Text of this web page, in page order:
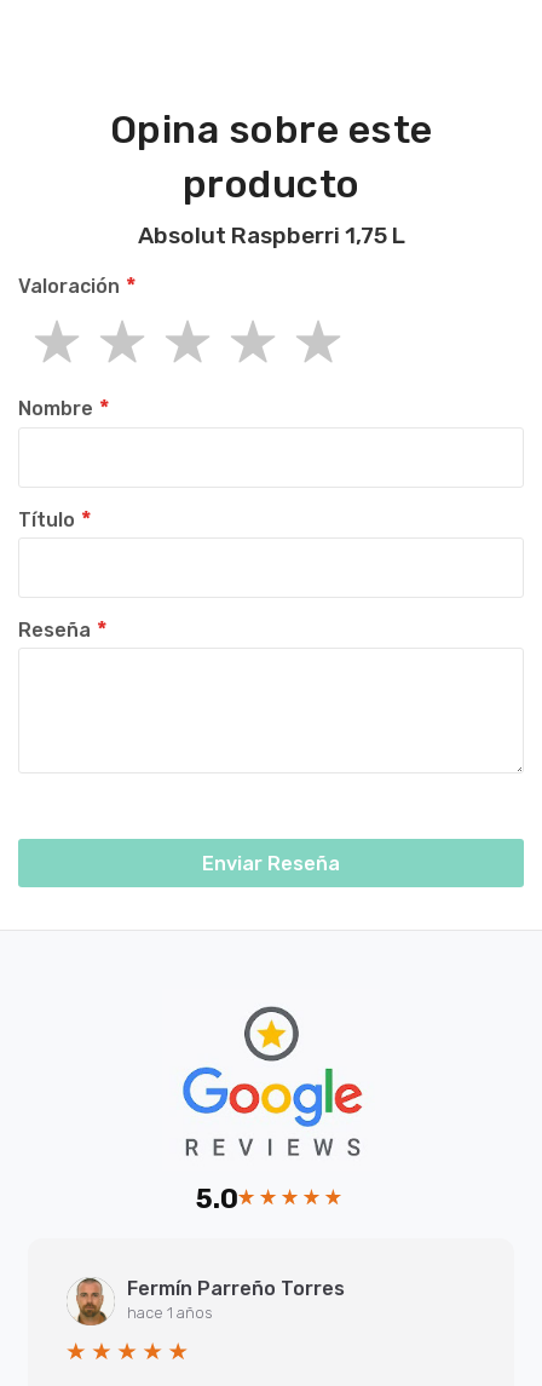
Opina sobre este
producto
Absolut Raspberri 1,75 L
Valoración
star
stars
stars
stars
stars
Nombre
Título
Reseña
Enviar Reseña
5.0
Fermín Parreño Torres
hace 1 años